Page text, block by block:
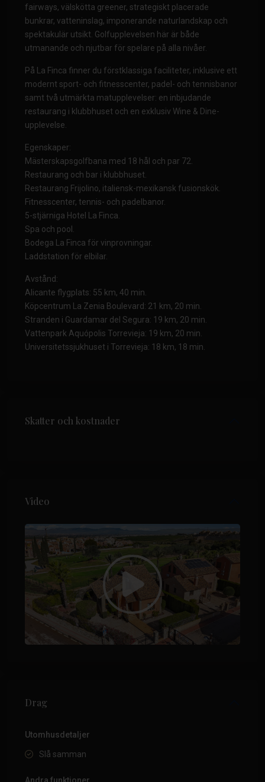
fairways, välskötta greener, strategiskt placerade
bunkrar, vatteninslag, imponerande naturlandskap och
spektakulär utsikt. Golfupplevelsen här är både
utmanande och njutbar för spelare på alla nivåer.
På La Finca finner du förstklassiga faciliteter, inklusive ett
modernt sport- och fitnesscenter, padel- och tennisbanor
samt två utmärkta matupplevelser: en inbjudande
restaurang i klubbhuset och en exklusiv Wine & Dine-
upplevelse.
Egenskaper:
Mästerskapsgolfbana med 18 hål och par 72.
Restaurang och bar i klubbhuset.
Restaurang Frijolino, italiensk-mexikansk fusionskök.
Fitnesscenter, tennis- och padelbanor.
5-stjärniga Hotel La Finca.
Spa och pool.
Bodega La Finca för vinprovningar.
Laddstation för elbilar.
Avstånd:
Alicante flygplats: 55 km, 40 min.
Köpcentrum La Zenia Boulevard: 21 km, 20 min.
Stranden i Guardamar del Segura: 19 km, 20 min.
Vattenpark Aquópolis Torrevieja: 19 km, 20 min.
Universitetssjukhuset i Torrevieja: 18 km, 18 min.
Skatter och kostnader
Video
Drag
Utomhusdetaljer
Slå samman